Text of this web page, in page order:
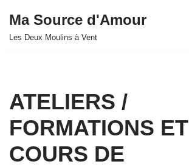
Aller
Ma Source d'Amour
Les Deux Moulins à Vent
ATELIERS /
FORMATIONS ET
COURS DE